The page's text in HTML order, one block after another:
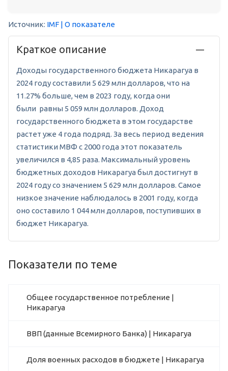
Источник: IMF | О показателе
Краткое описание
Доходы государственного бюджета Никарагуа в
2024 году составили 5 629 млн долларов, что на
11.27% больше, чем в 2023 году, когда они
были равны 5 059 млн долларов. Доход
государственного бюджета в этом государстве
растет уже 4 года подряд. За весь период ведения
статистики МВФ с 2000 года этот показатель
увеличился в 4,85 раза. Максимальный уровень
бюджетных доходов Никарагуа был достигнут в
2024 году со значением 5 629 млн долларов. Самое
низкое значение наблюдалось в 2001 году, когда
оно составило 1 044 млн долларов, поступивших в
бюджет Никарагуа.
Показатели по теме
Общее государственное потребление |
Никарагуа
ВВП (данные Всемирного Банка) | Никарагуа
Доля военных расходов в бюджете | Никарагуа